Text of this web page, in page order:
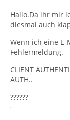
Hallo.Da ihr mir
diesmal auch
Wenn ich eine
Fehlermeldung.
CLIENT
AUTH..
??????